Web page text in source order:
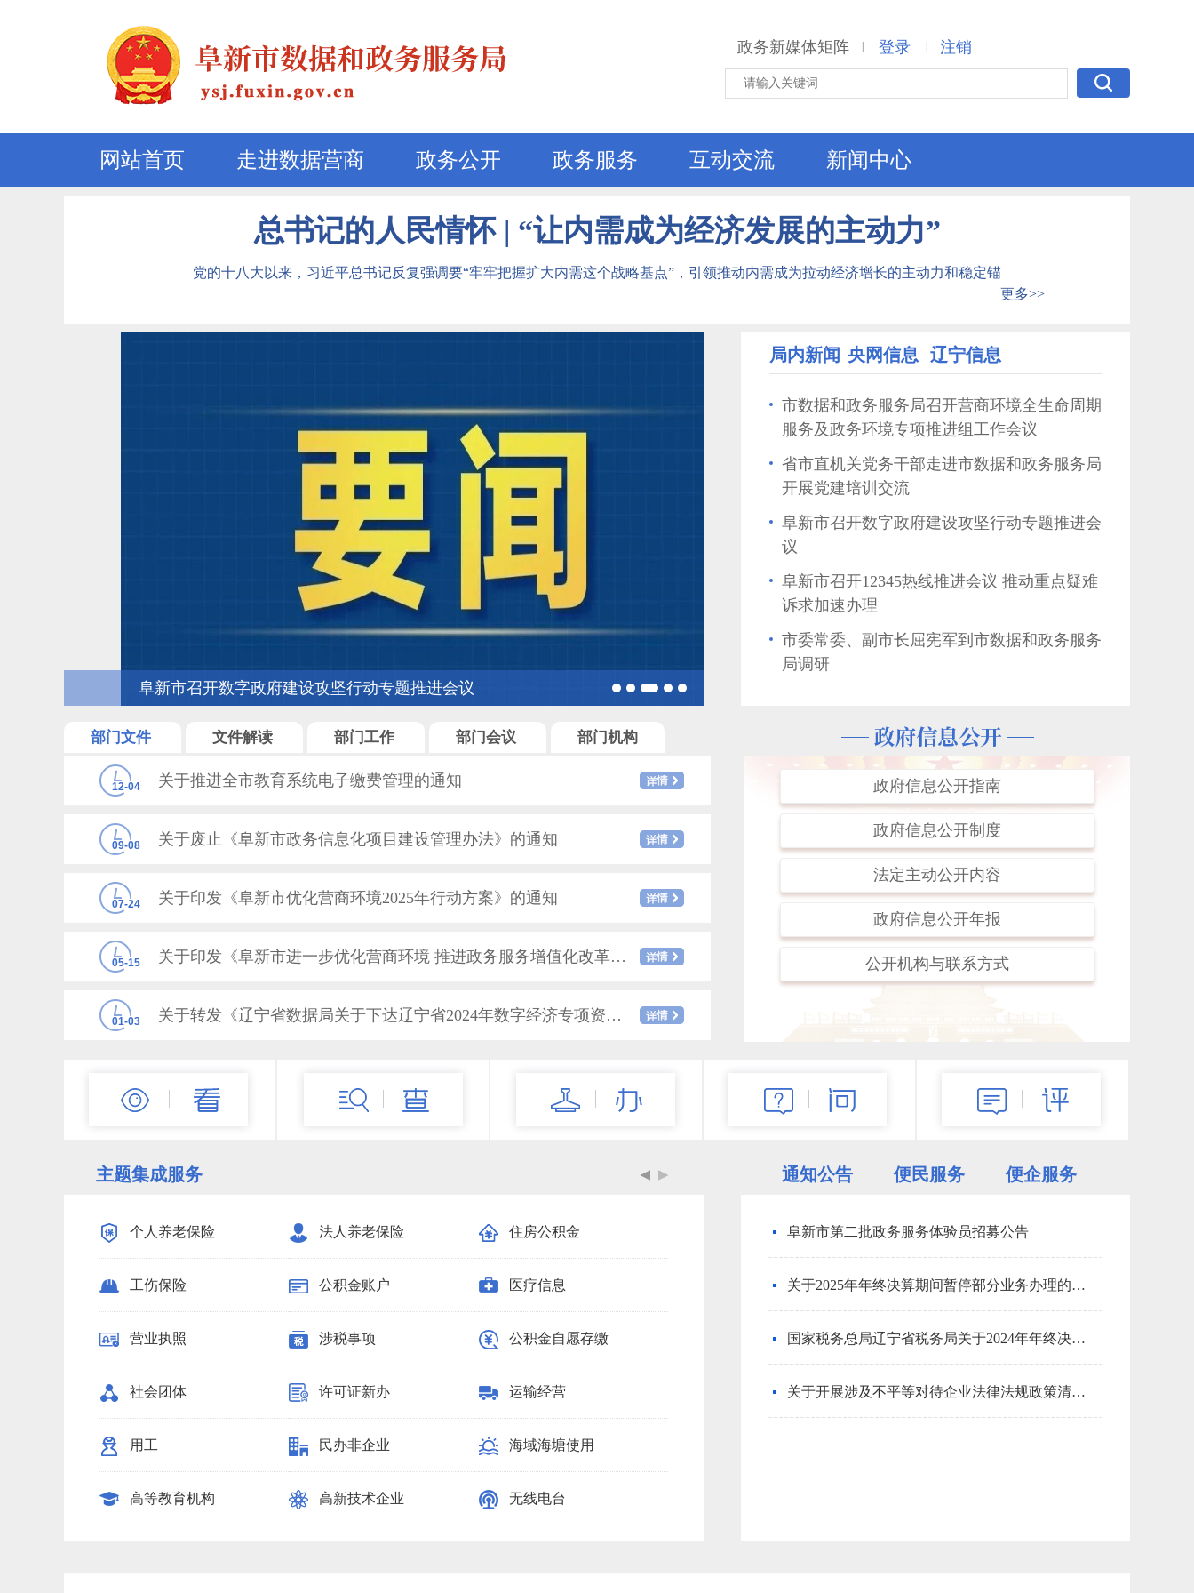
政务新媒体矩阵 登录 注销
网站首页 走进数据营商 政务公开 政务服务 互动交流 新闻中心
总书记的人民情怀 | “让内需成为经济发展的主动力”
党的十八大以来，习近平总书记反复强调要“牢牢把握扩大内需这个战略基点”，引领推动内需成为拉动经济增长的主动力和稳定锚
更多>>
阜新市召开数字政府建设攻坚行动专题推进会议
局内新闻 央网信息 辽宁信息
市数据和政务服务局召开营商环境全生命周期
服务及政务环境专项推进组工作会议
省市直机关党务干部走进市数据和政务服务局
开展党建培训交流
阜新市召开数字政府建设攻坚行动专题推进会
议
阜新市召开12345热线推进会议 推动重点疑难
诉求加速办理
市委常委、副市长屈宪军到市数据和政务服务
局调研
薪火相传映初心 支部共建担使命
成立105周年大会
市数据和政务服务局参演全市庆祝中国共产党
成立105周年主题新型微党课集中展演
市数据和政务服务局开展“红心向党铸忠诚 廉
洁联建树清风”迎七一主题党日活动
部门文件 文件解读 部门工作 部门会议 部门机构
12-04 关于推进全市教育系统电子缴费管理的通知
09-08 关于废止《阜新市政务信息化项目建设管理办法》的通知
07-24 关于印发《阜新市优化营商环境2025年行动方案》的通知
05-15 关于印发《阜新市进一步优化营商环境 推进政务服务增值化改革实施方案（试行）》的通知
01-03 关于转发《辽宁省数据局关于下达辽宁省2024年数字经济专项资金投资计划的通知》的通知
政府信息公开指南
政府信息公开制度
法定主动公开内容
政府信息公开年报
公开机构与联系方式
主题集成服务
个人养老保险 法人养老保险 住房公积金
工伤保险 公积金账户 医疗信息
营业执照 涉税事项 公积金自愿存缴
社会团体 许可证新办 运输经营
用工 民办非企业 海域海塘使用
高等教育机构 高新技术企业 无线电台
安全生产管理
城市建设 食盐批发
渔业船舶人员 教育资助 放射性同位素
律师法律 生态违规
通知公告 便民服务 便企服务
阜新市第二批政务服务体验员招募公告
关于2025年年终决算期间暂停部分业务办理的通告
国家税务总局辽宁省税务局关于2024年年终决算期间暂停部分业务办理的通告
关于开展涉及不平等对待企业法律法规政策清理工作的公告